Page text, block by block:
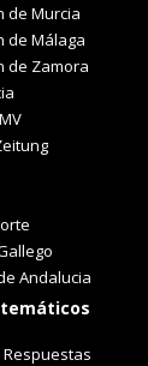
de Murcia
de Málaga
de Zamora
Andalucia